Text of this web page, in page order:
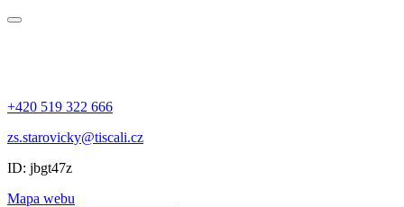
+420 519 322 666
zs.starovicky@tiscali.cz
ID: jbgt47z
Mapa webu